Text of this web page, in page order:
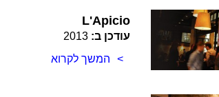
L'Apicio
עודכן ב: 2013
המשך לקרוא